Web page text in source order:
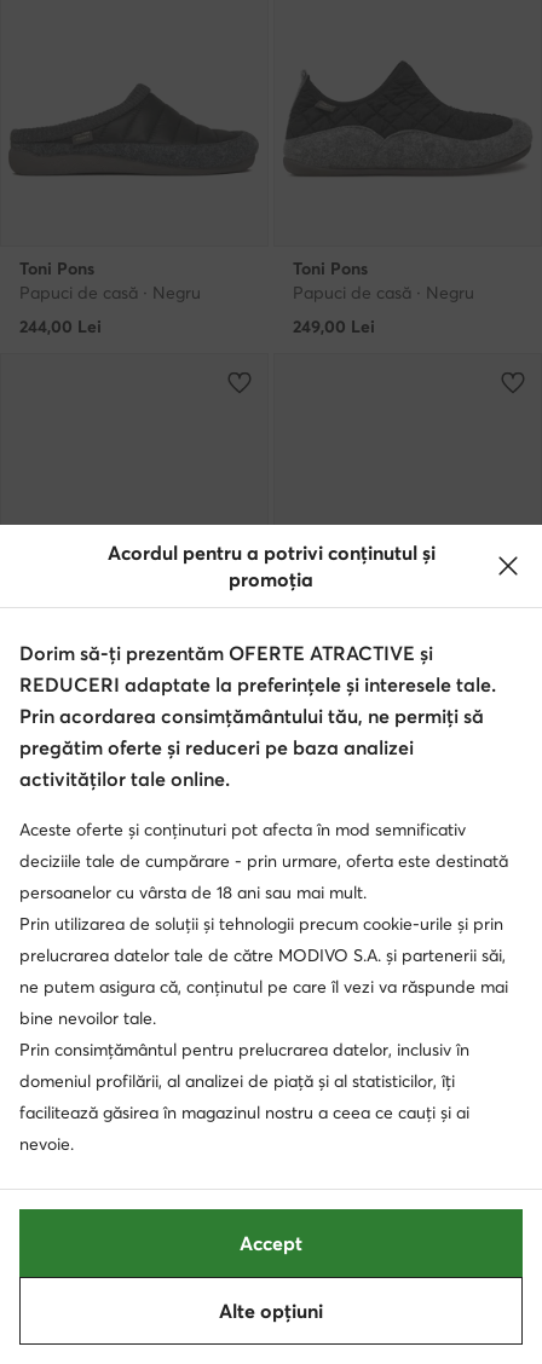
Toni Pons
Papuci de casă · Negru
244,00 Lei
Toni Pons
Papuci de casă · Negru
249,00 Lei
Papuci de casă · Bleumarin
347,90Lei
Papuci de casă · Negru
Polo Ralph Lauren
Home & Relax
72,99
Acordul pentru a potrivi conținutul și
promoția
Dorim să-ți prezentăm OFERTE ATRACTIVE și
REDUCERI adaptate la preferințele și interesele tale.
Prin acordarea consimțământului tău, ne permiți să
pregătim oferte și reduceri pe baza analizei
activităților tale online.
Aceste oferte și conținuturi pot afecta în mod semnificativ
deciziile tale de cumpărare - prin urmare, oferta este destinată
persoanelor cu vârsta de 18 ani sau mai mult.
Prin utilizarea de soluții și tehnologii precum cookie-urile și prin
prelucrarea datelor tale de către MODIVO S.A. și partenerii săi,
ne putem asigura că, conținutul pe care îl vezi va răspunde mai
bine nevoilor tale.
Prin consimțământul pentru prelucrarea datelor, inclusiv în
domeniul profilării, al analizei de piață și al statisticilor, îți
facilitează găsirea în magazinul nostru a ceea ce cauți și ai
nevoie.
Alte opțiuni
Accept